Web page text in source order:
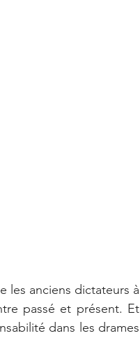
les anciens dictateurs à
passé et présent. Et
dans les drames